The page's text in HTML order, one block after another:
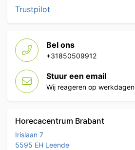
Trustpilot
Bel ons
+31850509912
Stuur een email
Wij reageren op
Horecacentrum Brabant
Irislaan 7
5595 EH Leende